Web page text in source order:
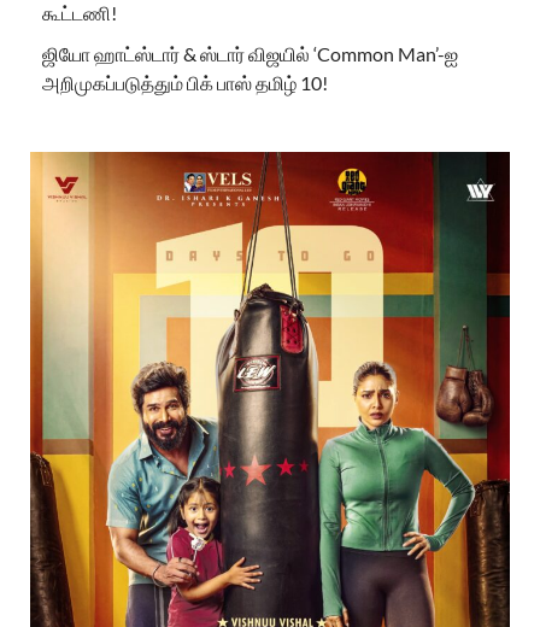
கூட்டணி!
ஜியோ ஹாட்ஸ்டார் & ஸ்டார் விஜயில் ‘Common Man’-ஐ
அறிமுகப்படுத்தும் பிக் பாஸ் தமிழ் 10!